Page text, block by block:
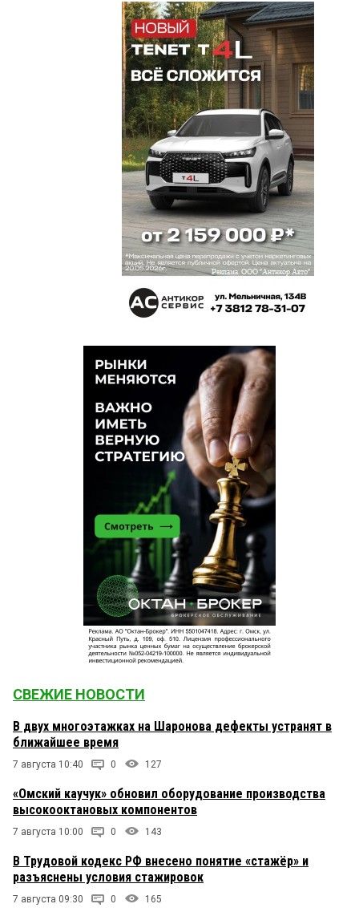
СВЕЖИЕ НОВОСТИ
В двух многоэтажках на Шаронова дефекты устранят в
ближайшее время
7 августа 10:40 0 127
«Омский каучук» обновил оборудование производства
высокооктановых компонентов
7 августа 10:00 0 143
В Трудовой кодекс РФ внесено понятие «стажёр» и
разъяснены условия стажировок
7 августа 09:30 0 165